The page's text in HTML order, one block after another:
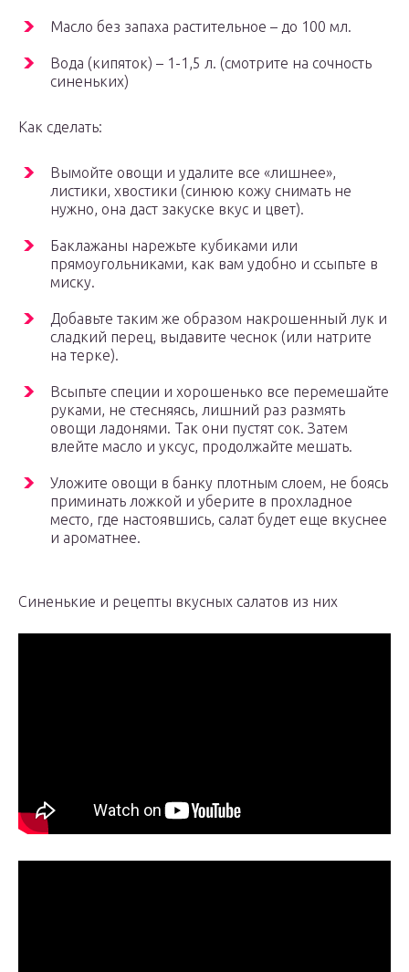
Масло без запаха растительное – до 100 мл.
Вода (кипяток) – 1-1,5 л. (смотрите на сочность
синеньких)
Как сделать:
Вымойте овощи и удалите все «лишнее»,
листики, хвостики (синюю кожу снимать не
нужно, она даст закуске вкус и цвет).
Баклажаны нарежьте кубиками или
прямоугольниками, как вам удобно и ссыпьте в
миску.
Добавьте таким же образом накрошенный лук и
сладкий перец, выдавите чеснок (или натрите
на терке).
Всыпьте специи и хорошенько все перемешайте
руками, не стесняясь, лишний раз размять
овощи ладонями. Так они пустят сок. Затем
влейте масло и уксус, продолжайте мешать.
Уложите овощи в банку плотным слоем, не боясь
приминать ложкой и уберите в прохладное
место, где настоявшись, салат будет еще вкуснее
и ароматнее.
Синенькие и рецепты вкусных салатов из них